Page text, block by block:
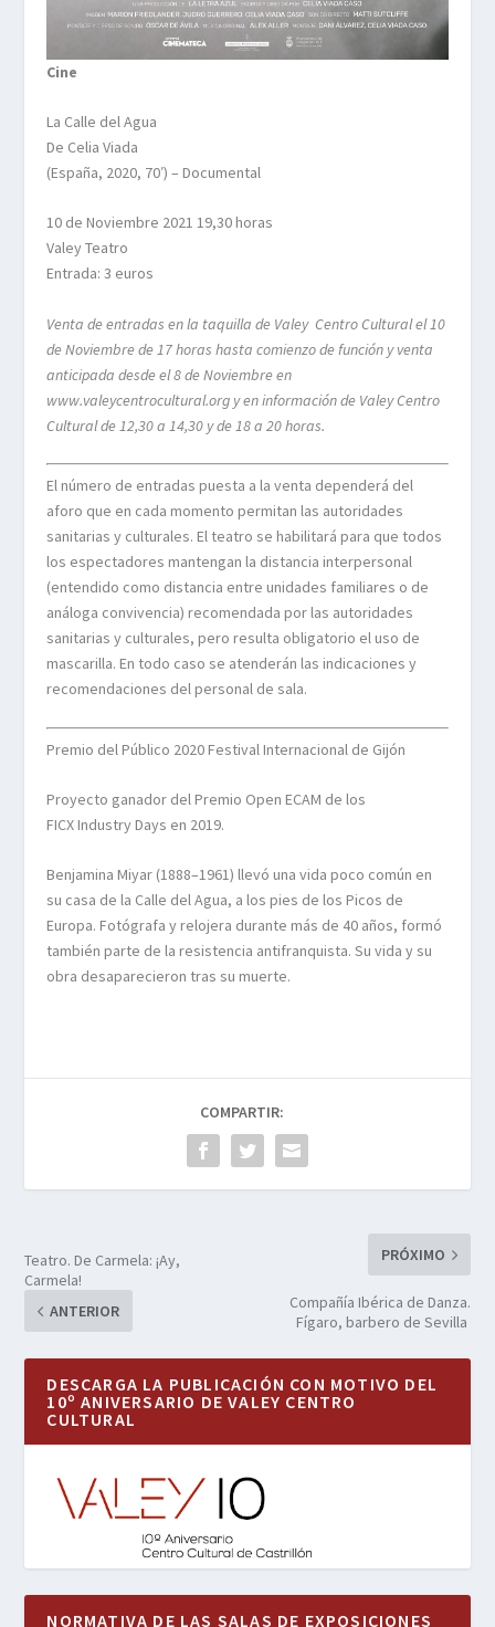
Cine
La Calle del Agua
De Celia Viada
(España, 2020, 70′) – Documental
10 de Noviembre 2021 19,30 horas
Valey Teatro
Entrada: 3 euros
Venta de entradas en la taquilla de Valey Centro Cultural el 10
de Noviembre de 17 horas hasta comienzo de función y venta
anticipada desde el 8 de Noviembre en
www.valeycentrocultural.org y en información de Valey Centro
Cultural de 12,30 a 14,30 y de 18 a 20 horas.
El número de entradas puesta a la venta dependerá del
aforo que en cada momento permitan las autoridades
sanitarias y culturales. El teatro se habilitará para que todos
los espectadores mantengan la distancia interpersonal
(entendido como distancia entre unidades familiares o de
análoga convivencia) recomendada por las autoridades
sanitarias y culturales, pero resulta obligatorio el uso de
mascarilla. En todo caso se atenderán las indicaciones y
recomendaciones del personal de sala.
Premio del Público 2020 Festival Internacional de Gijón
Proyecto ganador del Premio Open ECAM de los
FICX Industry Days en 2019.
Benjamina Miyar (1888–1961) llevó una vida poco común en
su casa de la Calle del Agua, a los pies de los Picos de
Europa. Fotógrafa y relojera durante más de 40 años, formó
también parte de la resistencia antifranquista. Su vida y su
obra desaparecieron tras su muerte.
COMPARTIR:
Teatro. De Carmela: ¡Ay,
Carmela!
ANTERIOR
PRÓXIMO
Compañía Ibérica de Danza.
Fígaro, barbero de Sevilla
DESCARGA LA PUBLICACIÓN CON MOTIVO DEL
10º ANIVERSARIO DE VALEY CENTRO
CULTURAL
NORMATIVA DE LAS SALAS DE EXPOSICIONES